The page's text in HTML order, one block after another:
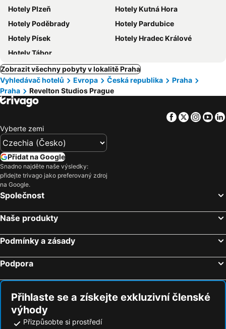
Hotely Plzeň
Hotely Kutná Hora
Hotely Poděbrady
Hotely Pardubice
Hotely Písek
Hotely Hradec Králové
Hotely Tábor
Zobrazit všechny pobyty v lokalitě Praha
Vyhledávač hotelů
Evropa Česká republika
Praha
Praha
Revelton Studios Prague
Facebook
Twitter
Vyberte zemi
Přidat na Google
Snadno najděte naše výsledky:
přidejte trivago jako preferovaný zdroj
na Google.
Společnost
Naše produkty
Podmínky a zásady
Podpora
Přihlaste se a získejte exkluzivní členské
výhody
Přizpůsobte si prostředí